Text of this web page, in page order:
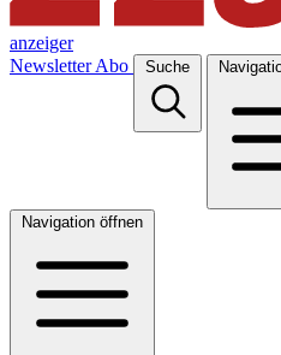
anzeiger
Newsletter Abo Suche
Navigation öffnen